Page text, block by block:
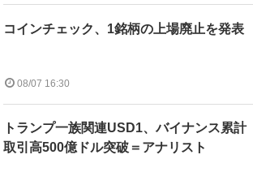
コインチェック、1銘柄の上場廃止を発表
08/07 16:30
トランプ一族関連USD1、バイナンス累計
取引高500億ドル突破＝アナリスト